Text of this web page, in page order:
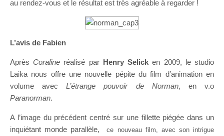
au rendez-vous et le résultat est très agréable à regarder !
L’avis de Fabien
AprèsCoraline réalisé par Henry Selick en 2009, le studio
Laika nous offre une nouvelle pépite du film d’animation en
volume avecL’étrange pouvoir de Norman, en v.o
Paranorman.
A l’image du précédent centré sur une fillette piégée dans un
inquiétant monde parallèle,
ce nouveau film, avec son intrigue